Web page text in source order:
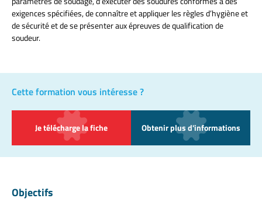
exigences spécifiées, de connaître et appliquer les règles d’hygiène et
de sécurité et de se présenter aux épreuves de qualification de
soudeur.
Cette formation vous intéresse ?
Je télécharge la fiche Obtenir plus d'informations
Objectifs